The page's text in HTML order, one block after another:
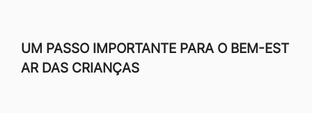
UM PASSO IMPORTANTE PARA O BEM-EST
AR DAS CRIANÇAS